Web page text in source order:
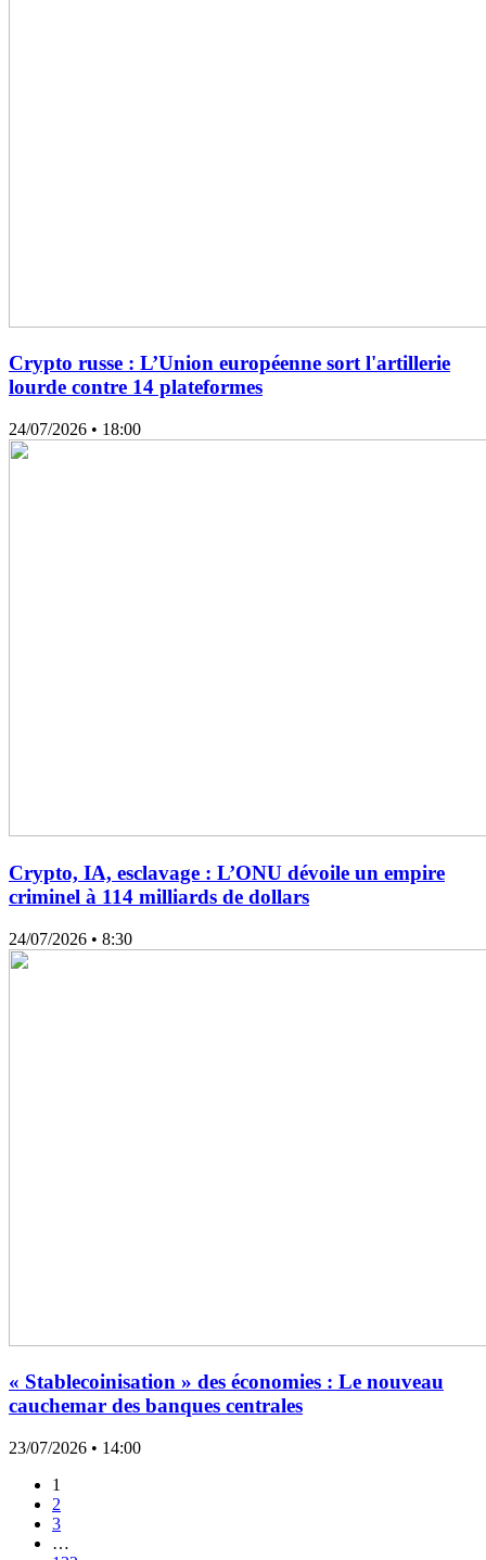
Crypto russe : L’Union européenne sort l'artillerie
lourde contre 14 plateformes
24/07/2026 • 18:00
Crypto, IA, esclavage : L’ONU dévoile un empire
criminel à 114 milliards de dollars
24/07/2026 • 8:30
« Stablecoinisation » des économies : Le nouveau
cauchemar des banques centrales
23/07/2026 • 14:00
1
2
3
…